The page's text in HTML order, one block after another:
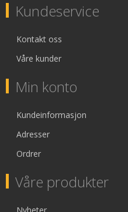
Kundeservice
Kontakt oss
Våre kunder
Min konto
Kundeinformasjon
Adresser
Ordrer
Våre produkter
Nyheter